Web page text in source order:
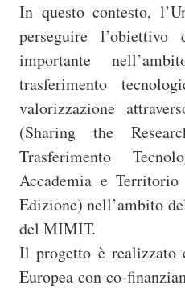
In questo contesto,
perseguire
importante
trasferimento
valorizzazione
(Sharing the
Trasferimento
Accademia e
Edizione) nell’ambito
del MIMIT.
Il progetto è realizzato
Europea con co-